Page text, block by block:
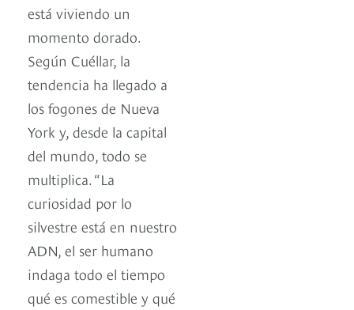
está viviendo un
momento dorado.
Según Cuéllar, la
tendencia ha llegado a
los fogones de Nueva
York y, desde la capital
del mundo, todo se
multiplica. “La
curiosidad por lo
silvestre está en nuestro
ADN, el ser humano
indaga todo el tiempo
qué es comestible y qué